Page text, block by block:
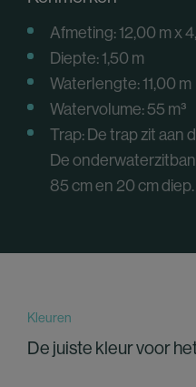
Afmeting: 12,00 m x
Diepte: 1,50 m
Waterlengte: 11,00 m
Watervolume: 55 m³
Trap: De trap zit aan
De
85 cm en 20 cm diep.
Kleuren
De juiste kleur voor